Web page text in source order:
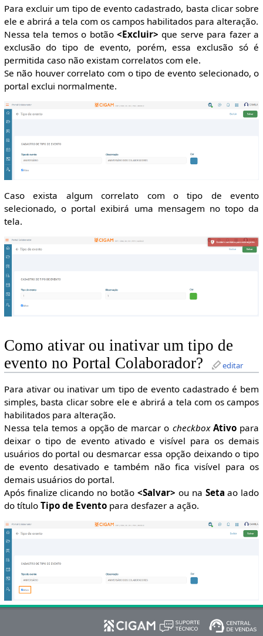
Para excluir um tipo de evento cadastrado, basta clicar sobre
ele e abrirá a tela com os campos habilitados para alteração.
Nessa tela temos o botão <Excluir> que serve para fazer a
exclusão do tipo de evento, porém, essa exclusão só é
permitida caso não existam correlatos com ele.
Se não houver correlato com o tipo de evento selecionado, o
portal exclui normalmente.
Caso exista algum correlato com o tipo de evento
selecionado, o portal exibirá uma mensagem no topo da
tela.
Como ativar ou inativar um tipo de
evento no Portal Colaborador?
editar
Para ativar ou inativar um tipo de evento cadastrado é bem
simples, basta clicar sobre ele e abrirá a tela com os campos
habilitados para alteração.
Nessa tela temos a opção de marcar o checkbox Ativopara
deixar o tipo de evento ativado e visível para os demais
usuários do portal ou desmarcar essa opção deixando o tipo
de evento desativado e também não fica visível para os
demais usuários do portal.
Após finalize clicando no botão <Salvar> ou na Seta ao lado
do título Tipo de Eventopara desfazer a ação.